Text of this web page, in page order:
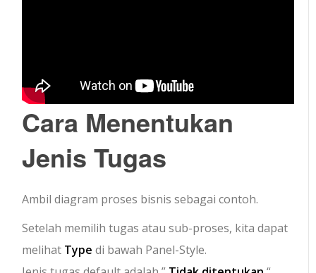
Cara Menentukan
Jenis Tugas
Ambil diagram proses bisnis sebagai contoh.
Setelah memilih tugas atau sub-proses, kita dapat
melihat Type di bawah Panel-Style.